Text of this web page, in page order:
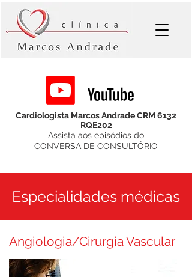
Cardiologista Marcos Andrade CRM 6132
RQE202
Assista aos episódios do
CONVERSA DE CONSULTÓRIO
Especialidades médicas
Angiologia/Cirurgia Vascular